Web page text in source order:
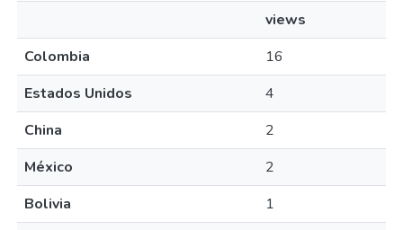
views
Colombia
16
Estados Unidos
4
China
2
México
2
Bolivia
1